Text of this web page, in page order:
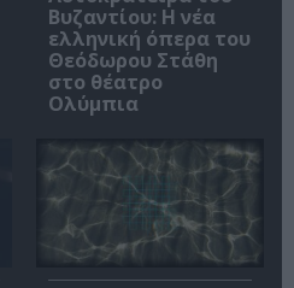
Βυζαντίου: Η νέα
ελληνική όπερα του
Θεόδωρου Στάθη
στο θέατρο
Ολύμπια